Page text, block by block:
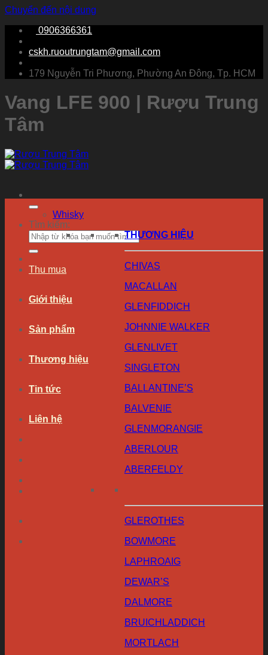
Chuyển đến nội dung
0906366361
cskh.ruoutrungtam@gmail.com
179 Nguyễn Tri Phương, Phường An Đông, Tp. HCM
Vang LFE 900 | Rượu Trung
Tâm
Tìm kiếm:
Thu mua
Giới thiệu
Sản phẩm
Thương hiệu
Tin tức
Liên hệ
Whisky
THƯƠNG HIỆU
CHIVAS
MACALLAN
GLENFIDDICH
JOHNNIE WALKER
GLENLIVET
SINGLETON
BALLANTINE’S
BALVENIE
GLENMORANGIE
ABERLOUR
ABERFELDY
GLEROTHES
BOWMORE
LAPHROAIG
DEWAR’S
DALMORE
BRUICHLADDICH
MORTLACH